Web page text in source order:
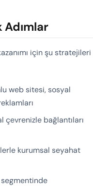
Adımlar
için şu stratejileri
web sitesi, sosyal
çevrenizle bağlantıları
kurumsal seyahat